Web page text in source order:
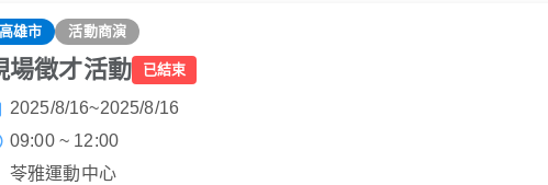
高雄市 活動商演
場徵才活動 已結束
2025/8/16~2025/8/16
09:00 ~ 12:00
苓雅運動中心